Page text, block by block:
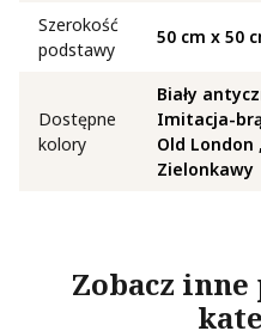
Szerokość
podstawy
50 cm x 50
Dostępne
kolory
Biały
Imitacja-
Old London
Zielonkawy
Zobacz